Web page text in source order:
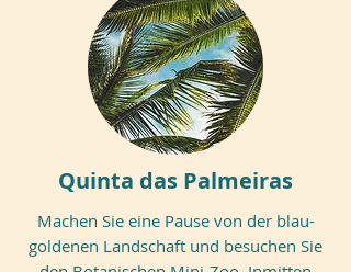
Quinta das Palmeiras
Machen Sie eine Pause von der blau-
goldenen Landschaft und besuchen Sie